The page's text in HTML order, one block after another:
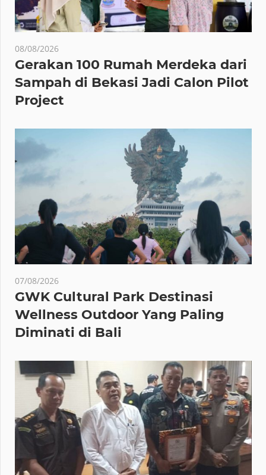
08/08/2026
Gerakan 100 Rumah Merdeka dari
Sampah di Bekasi Jadi Calon Pilot
Project
07/08/2026
GWK Cultural Park Destinasi
Wellness Outdoor Yang Paling
Diminati di Bali